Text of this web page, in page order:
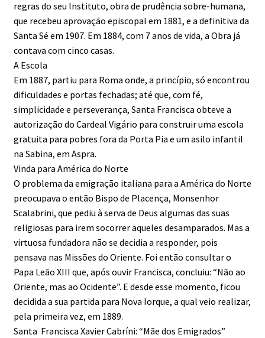
regras do seu Instituto, obra de prudência sobre-humana,
que recebeu aprovação episcopal em 1881, e a definitiva da
Santa Sé em 1907. Em 1884, com 7 anos de vida, a Obra já
contava com cinco casas.
A Escola
Em 1887, partiu para Roma onde, a princípio, só encontrou
dificuldades e portas fechadas; até que, com fé,
simplicidade e perseverança, Santa Francisca obteve a
autorização do Cardeal Vigário para construir uma escola
gratuita para pobres fora da Porta Pia e um asilo infantil
na Sabina, em Aspra.
Vinda para América do Norte
O problema da emigração italiana para a América do Norte
preocupava o então Bispo de Placença, Monsenhor
Scalabrini, que pediu à serva de Deus algumas das suas
religiosas para irem socorrer aqueles desamparados. Mas a
virtuosa fundadora não se decidia a responder, pois
pensava nas Missões do Oriente. Foi então consultar o
Papa Leão XIII que, após ouvir Francisca, concluiu: “Não ao
Oriente, mas ao Ocidente”. E desde esse momento, ficou
decidida a sua partida para Nova Iorque, a qual veio realizar,
pela primeira vez, em 1889.
Santa Francisca Xavier Cabríni: “Mãe dos Emigrados”